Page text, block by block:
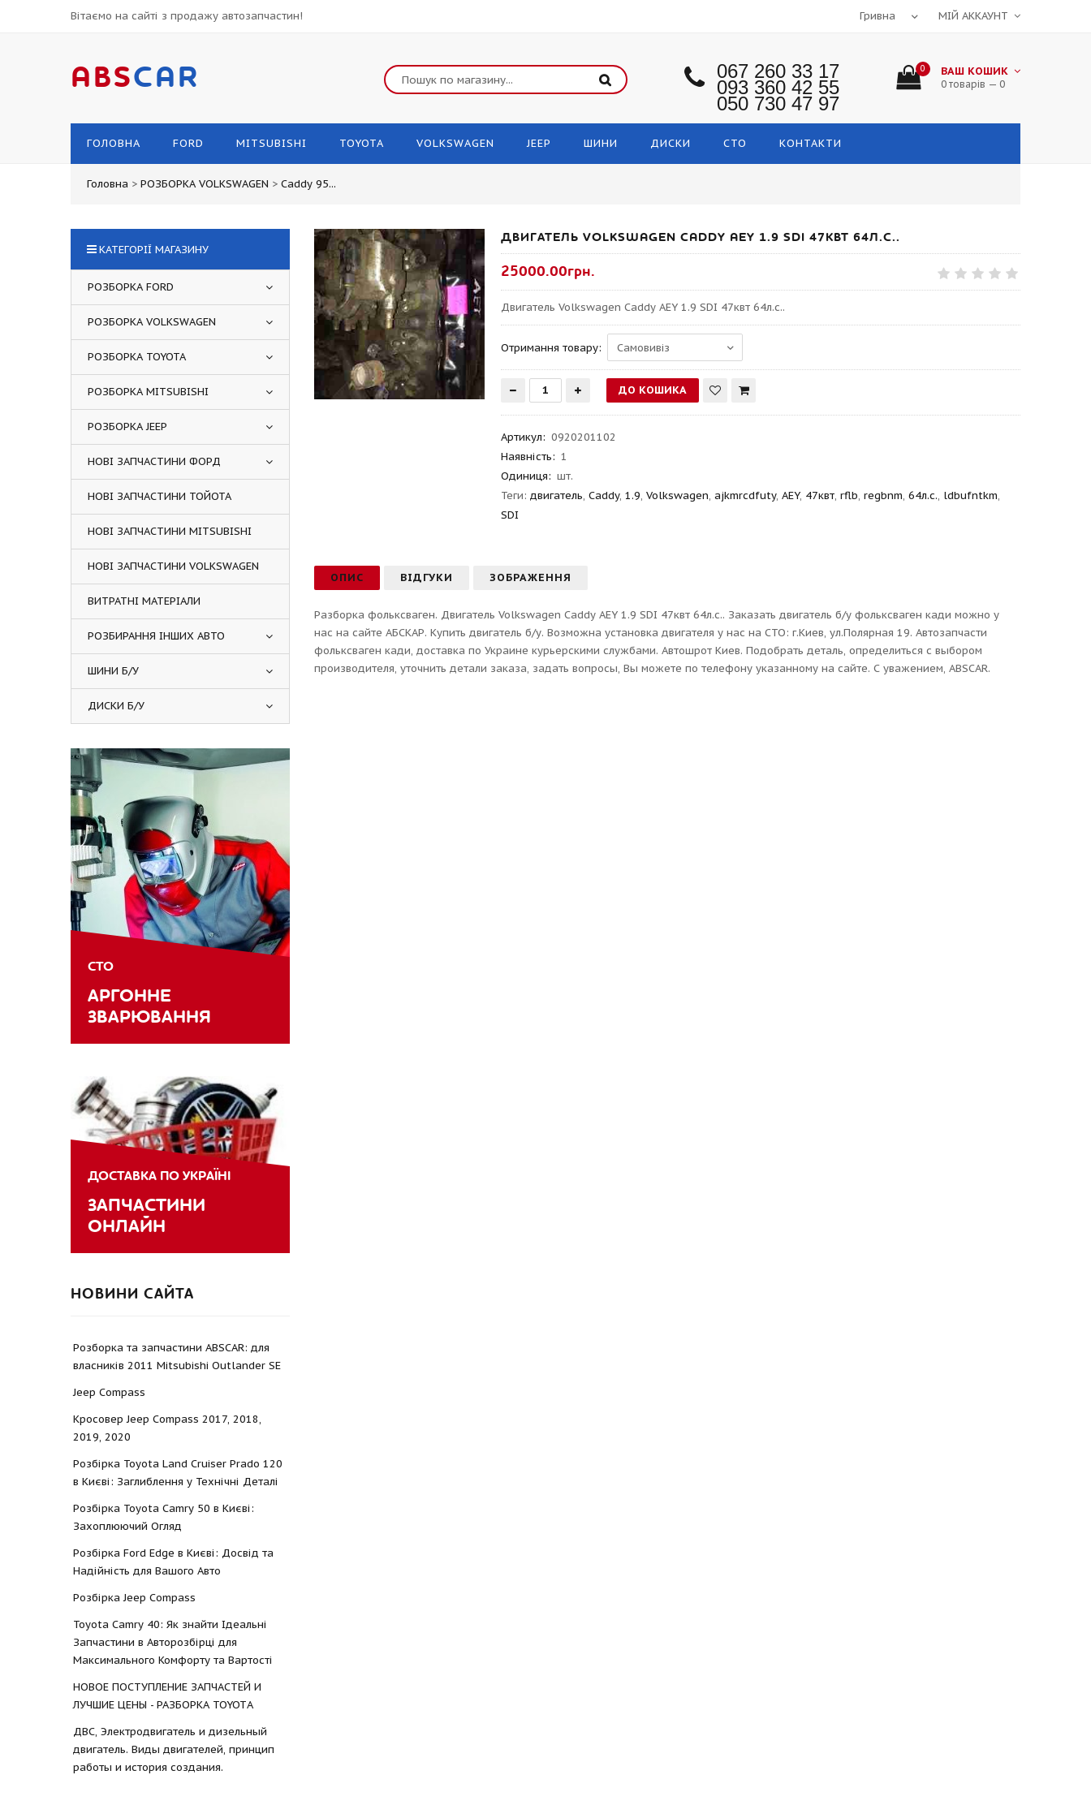
Вітаємо на сайті з продажу автозапчастин! МІЙ АККАУНТ
ABSCAR 067 260 33 17
093 360 42 55
050 730 47 97
0 ВАШ КОШИК
0 товарів — 0
ГОЛОВНА FORD MITSUBISHI TOYOTA VOLKSWAGEN JEEP ШИНИ ДИСКИ СТО КОНТАКТИ
Головна > РОЗБОРКА VOLKSWAGEN > Caddy 95...
ДВИГАТЕЛЬ VOLKSWAGEN CADDY AEY 1.9 SDI 47КВТ 64Л.С..
25000.00грн.
Двигатель Volkswagen Caddy AEY 1.9 SDI 47квт 64л.с..
Отримання товару:
Артикул: 0920201102
Наявність: 1
Одиниця: шт.
Теги:двигатель,Caddy,1.9,Volkswagen,ajkmrcdfuty,AEY, 47квт,rflb,regbnm,64л.с., ldbufntkm,
SDI
ОПИС ВІДГУКИ ЗОБРАЖЕННЯ
Разборка фольксваген. Двигатель Volkswagen Caddy AEY 1.9 SDI 47квт 64л.с.. Заказать двигатель б/у фольксваген кади можно у
нас на сайте АБСКАР. Купить двигатель б/у. Возможна установка двигателя у нас на СТО: г.Киев, ул.Полярная 19. Автозапчасти
фольксваген кади, доставка по Украине курьерскими службами. Автошрот Киев. Подобрать деталь, определиться с выбором
производителя, уточнить детали заказа, задать вопросы, Вы можете по телефону указанному на сайте. С уважением, ABSCAR.
КАТЕГОРІЇ МАГАЗИНУ
РОЗБОРКА FORD
РОЗБОРКА VOLKSWAGEN
РОЗБОРКА TOYOTA
РОЗБОРКА MITSUBISHI
РОЗБОРКА JEEP
НОВІ ЗАПЧАСТИНИ ФОРД
НОВІ ЗАПЧАСТИНИ ТОЙОТА
НОВІ ЗАПЧАСТИНИ MITSUBISHI
НОВІ ЗАПЧАСТИНИ VOLKSWAGEN
ВИТРАТНІ МАТЕРІАЛИ
РОЗБИРАННЯ ІНШИХ АВТО
ШИНИ Б/У
ДИСКИ Б/У
СТО
АРГОННЕ
ЗВАРЮВАННЯ
ДОСТАВКА ПО УКРАЇНІ
ЗАПЧАСТИНИ
ОНЛАЙН
НОВИНИ САЙТА
Розборка та запчастини ABSCAR: для
власників 2011 Mitsubishi Outlander SE
Jeep Compass
Кросовер Jeep Compass 2017, 2018,
2019, 2020
Розбірка Toyota Land Cruiser Prado 120
в Києві: Заглиблення у Технічні Деталі
Розбірка Toyota Camry 50 в Києві:
Захоплюючий Огляд
Розбірка Ford Edge в Києві: Досвід та
Надійність для Вашого Авто
Розбірка Jeep Compass
Toyota Camry 40: Як знайти Ідеальні
Запчастини в Авторозбірці для
Максимального Комфорту та Вартості
НОВОЕ ПОСТУПЛЕНИЕ ЗАПЧАСТЕЙ И
ЛУЧШИЕ ЦЕНЫ - РАЗБОРКА TOYOTА
ДВС, Электродвигатель и дизельный
двигатель. Виды двигателей, принцип
работы и история создания.